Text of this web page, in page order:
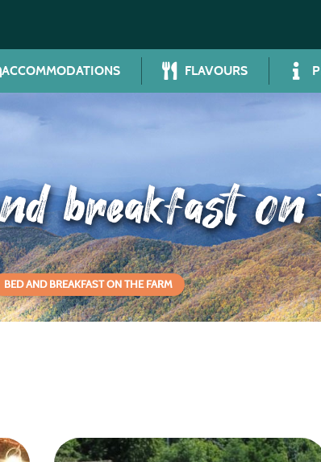
ACCOMMODATIONS FLAVOURS
breakfast
BED AND BREAKFAST ON THE FARM